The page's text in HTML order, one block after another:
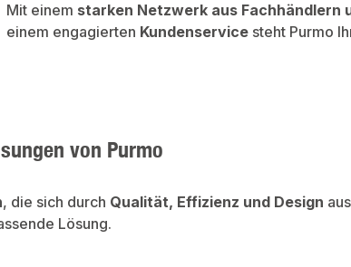
Mit einem starken Netzwerk aus Fachhändlern
einem engagierten Kundenservice steht Purmo
von Purmo
, die sich durch Qualität, Effizienz und Design
Lösung.